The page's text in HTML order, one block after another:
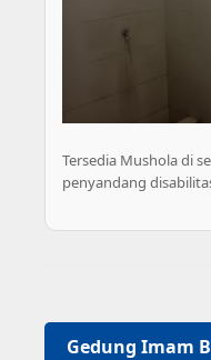
Tersedia Mushola di
penyandang
Gedung Imam